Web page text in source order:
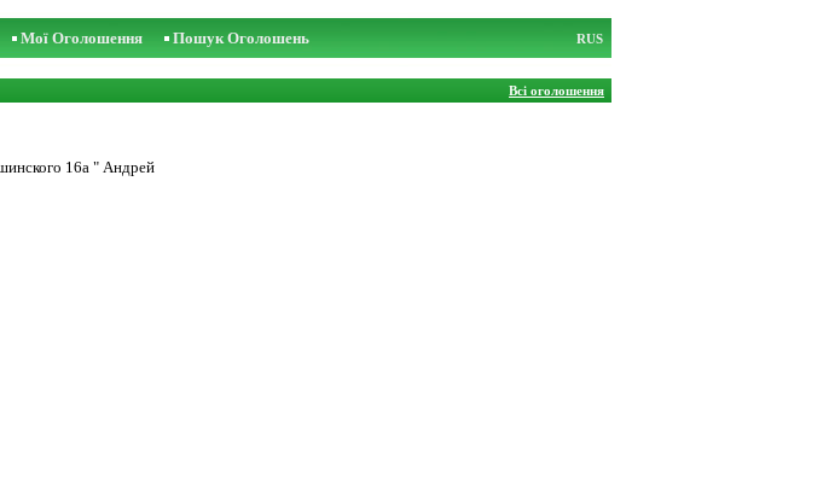
Мої Оголошення Пошук Оголошень RUS
Всі оголошення
16а " Андрей